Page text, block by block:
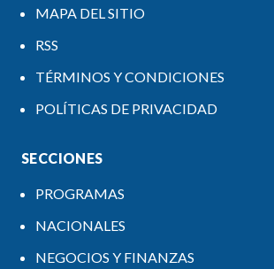
MAPA DEL SITIO
RSS
TÉRMINOS Y CONDICIONES
POLÍTICAS DE PRIVACIDAD
SECCIONES
PROGRAMAS
NACIONALES
NEGOCIOS Y FINANZAS